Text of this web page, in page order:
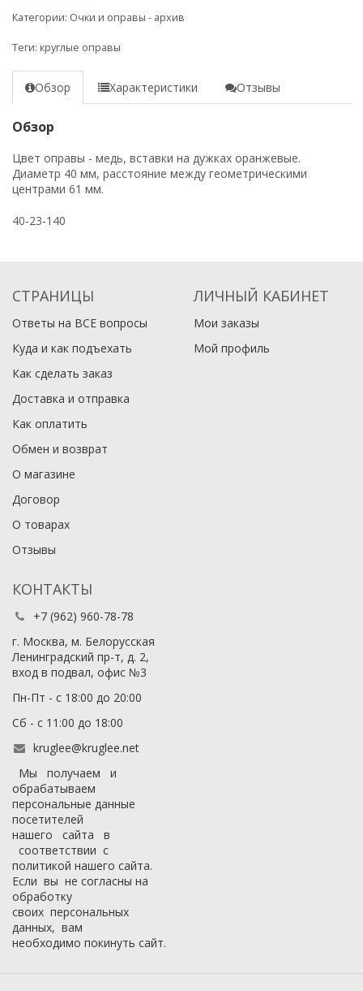
Категории: Очки и оправы - архив
Теги: круглые оправы
Обзор Характеристики Отзывы
Обзор
Цвет оправы - медь, вставки на дужках оранжевые.
Диаметр 40 мм, расстояние между геометрическими
центрами 61 мм.
40-23-140
СТРАНИЦЫ
Ответы на ВСЕ вопросы
Куда и как подъехать
Как сделать заказ
Доставка и отправка
Как оплатить
Обмен и возврат
О магазине
Договор
О товарах
Отзывы
ЛИЧНЫЙ КАБИНЕТ
Мои заказы
Мой профиль
КОНТАКТЫ
+7 (962) 960-78-78
г. Москва, м. Белорусская
Ленинградский пр-т, д. 2,
вход в подвал, офис №3
Пн-Пт - с 18:00 до 20:00
Сб - с 11:00 до 18:00
kruglee@kruglee.net
Мы получаем и
обрабатываем
персональные данные
посетителей
нашего сайта в
соответствии с
политикой нашего сайта.
Если вы не согласны на
обработку
своих персональных
данных, вам
необходимо покинуть сайт.